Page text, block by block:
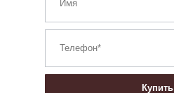
Купить